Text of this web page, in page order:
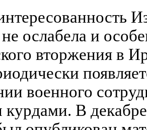
ослабела и
вторжения в
военного
В